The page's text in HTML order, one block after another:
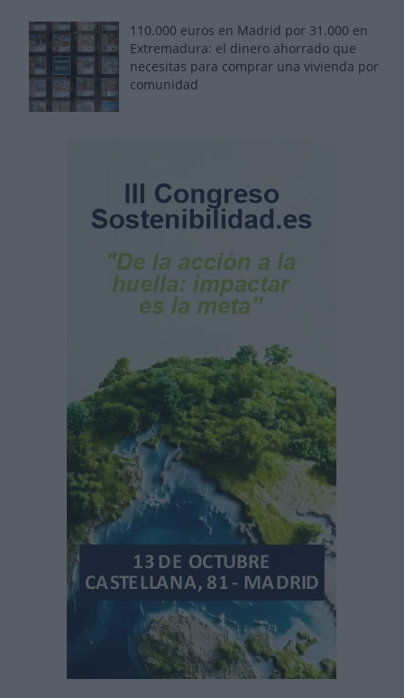
110.000 euros en Madrid por 31.000 en
Extremadura: el dinero ahorrado que
necesitas para comprar una vivienda por
comunidad